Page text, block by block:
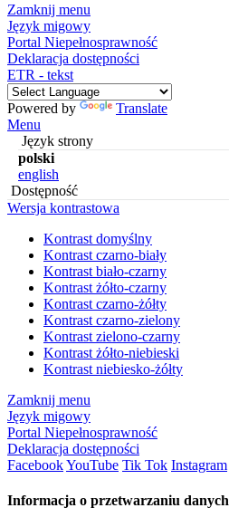
Zamknij menu
Język migowy
Portal Niepełnosprawność
Deklaracja dostępności
ETR - tekst
Powered by
Translate
Menu
Język strony
polski
english
Dostępność
Wersja kontrastowa
Kontrast domyślny
Kontrast czarno-biały
Kontrast biało-czarny
Kontrast żółto-czarny
Kontrast czarno-żółty
Kontrast czarno-zielony
Kontrast zielono-czarny
Kontrast żółto-niebieski
Kontrast niebiesko-żółty
Zamknij menu
Język migowy
Portal Niepełnosprawność
Deklaracja dostępności
FacebookYouTube Tik Tok Instagram
Informacja o przetwarzaniu danych